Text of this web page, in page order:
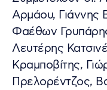
Αρμάου, Γιάννης
Φαέθων
Λευτέρης
Κραμποβίτης,
Πρελορέντζος,